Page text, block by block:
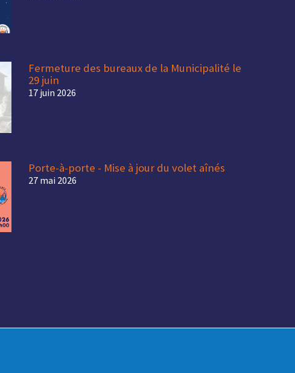
Fermeture des bureaux de la Municipalité le
29 juin
17 juin 2026
Porte-à-porte - Mise à jour du volet aînés
27 mai 2026